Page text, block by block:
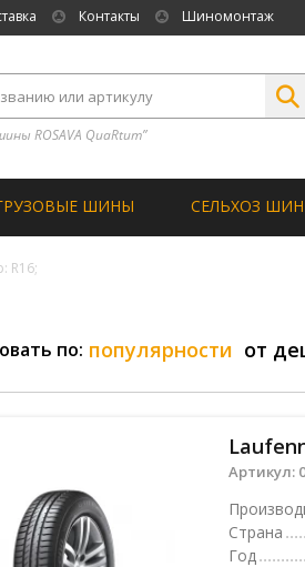
Контакты Шиномонтаж
ROSAVA QuaRtum”
ШИНЫ СЕЛЬХОЗ
R16;
по: популярности от
Артикул:
Страна
Год